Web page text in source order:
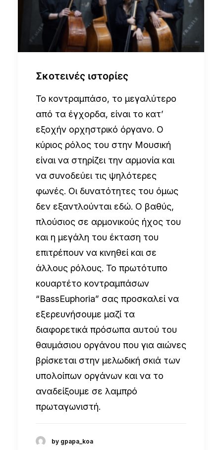
Σκοτεινές ιστορίες
Το κοντραμπάσο, το μεγαλύτερο
από τα έγχορδα, είναι το κατ’
εξοχήν ορχηστρικό όργανο. Ο
κύριος ρόλος του στην Μουσική
είναι να στηρίζει την αρμονία και
να συνοδεύει τις ψηλότερες
φωνές. Οι δυνατότητες του όμως
δεν εξαντλούνται εδώ. Ο βαθύς,
πλούσιος σε αρμονικούς ήχος του
και η μεγάλη του έκταση του
επιτρέπουν να κινηθεί και σε
άλλους ρόλους. Το πρωτότυπο
κουαρτέτο κοντραμπάσων
“BassEuphoria” σας προσκαλεί να
εξερευνήσουμε μαζί τα
διαφορετικά πρόσωπα αυτού του
θαυμάσιου οργάνου που για αιώνες
βρίσκεται στην μελωδική σκιά των
υπολοίπων οργάνων και να το
αναδείξουμε σε λαμπρό
πρωταγωνιστή.
by gpapa_koa